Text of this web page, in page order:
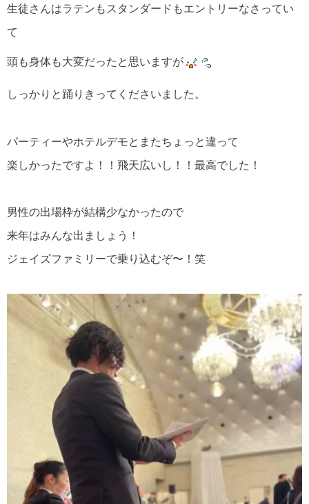
生徒さんはラテンもスタンダードもエントリーなさってい
て
頭も身体も大変だったと思いますが
しっかりと踊りきってくださいました。
パーティーやホテルデモとまたちょっと違って
楽しかったですよ！！飛天広いし！！最高でした！
男性の出場枠が結構少なかったので
来年はみんな出ましょう！
ジェイズファミリーで乗り込むぞ〜！笑